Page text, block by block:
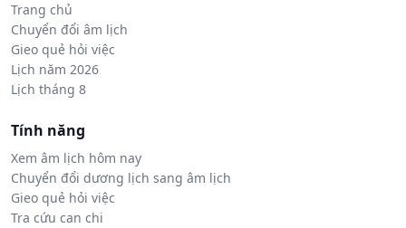
Trang chủ
Chuyển đổi âm lịch
Gieo quẻ hỏi việc
Lịch năm 2026
Lịch tháng 8
Tính năng
Xem âm lịch hôm nay
Chuyển đổi dương lịch sang âm lịch
Gieo quẻ hỏi việc
Tra cứu can chi